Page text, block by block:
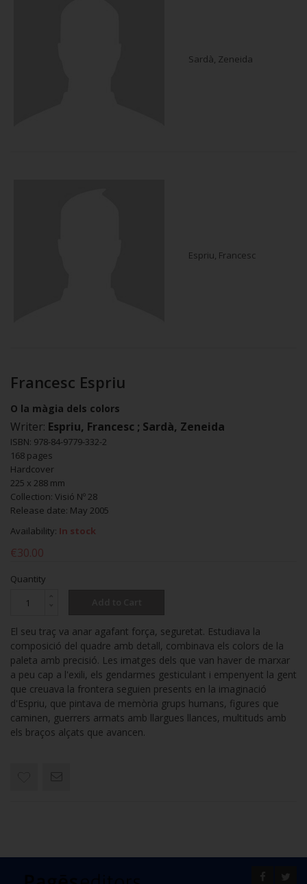
Sardà, Zeneida
Espriu, Francesc
Francesc Espriu
O la màgia dels colors
Writer: Espriu, Francesc ; Sardà, Zeneida
ISBN: 978-84-9779-332-2
168 pages
Hardcover
225 x 288 mm
Collection: Visió Nº 28
Release date: May 2005
Availability: In stock
€30.00
Quantity
El seu traç va anar agafant força, seguretat. Estudiava la
composició del quadre amb detall, combinava els colors de la
paleta amb precisió. Les imatges dels que van haver de marxar
a peu cap a l'exili, els gendarmes gesticulant i empenyent la gent
que creuava la frontera seguien presents en la imaginació
d'Espriu, que pintava de memòria grups humans, figures que
caminen, guerrers armats amb llargues llances, multituds amb
els braços alçats que avancen.